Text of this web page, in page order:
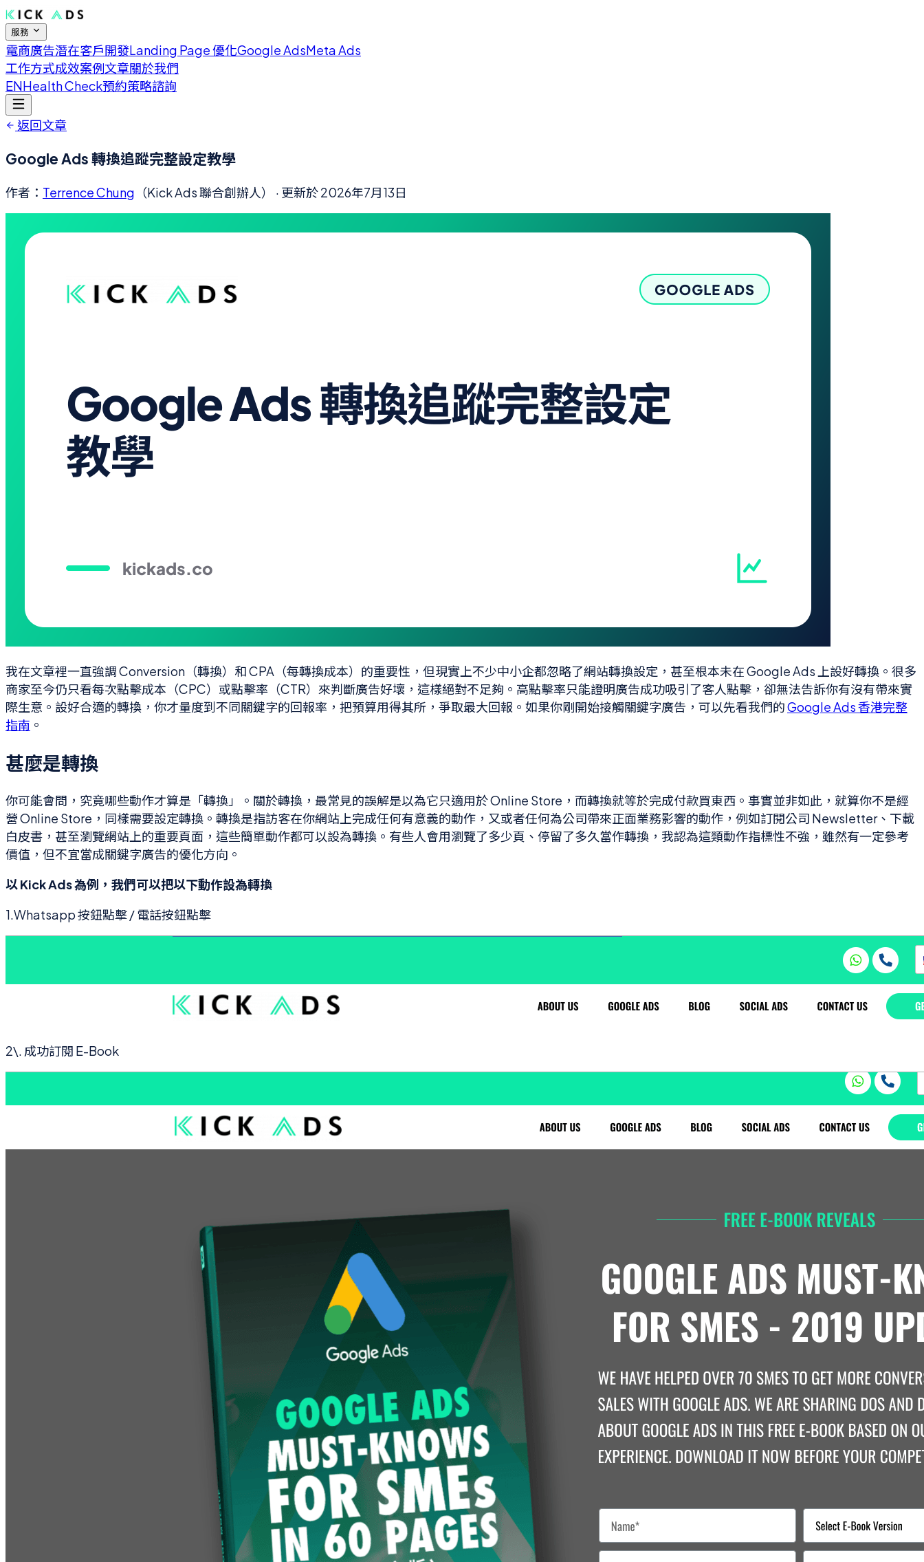
服務
電商廣告潛在客戶開發Landing Page 優化Google AdsMeta Ads
工作方式成效案例文章關於我們
ENHealth Check預約策略諮詢
返回文章
Google Ads 轉換追蹤完整設定教學
作者： Terrence Chung （Kick Ads 聯合創辦人） · 更新於2026年7月13日
我在文章裡一直強調 Conversion（轉換）和 CPA（每轉換成本）的重要性，但現實上不少中小企都忽略了網站轉換設定，甚至根本未在 Google Ads 上設好轉換。很多
商家至今仍只看每次點擊成本（CPC）或點擊率（CTR）來判斷廣告好壞，這樣絕對不足夠。高點擊率只能證明廣告成功吸引了客人點擊，卻無法告訴你有沒有帶來實
際生意。設好合適的轉換，你才量度到不同關鍵字的回報率，把預算用得其所，爭取最大回報。如果你剛開始接觸關鍵字廣告，可以先看我們的Google Ads 香港完整
指南 。
甚麼是轉換
你可能會問，究竟哪些動作才算是「轉換」。關於轉換，最常見的誤解是以為它只適用於 Online Store，而轉換就等於完成付款買東西。事實並非如此，就算你不是經
營 Online Store，同樣需要設定轉換。轉換是指訪客在你網站上完成任何有意義的動作，又或者任何為公司帶來正面業務影響的動作，例如訂閱公司 Newsletter、下載
白皮書，甚至瀏覽網站上的重要頁面，這些簡單動作都可以設為轉換。有些人會用瀏覽了多少頁、停留了多久當作轉換，我認為這類動作指標性不強，雖然有一定參考
價值，但不宜當成關鍵字廣告的優化方向。
以 Kick Ads 為例，我們可以把以下動作設為轉換
1.Whatsapp 按鈕點擊 / 電話按鈕點擊
2\. 成功訂閱 E-Book